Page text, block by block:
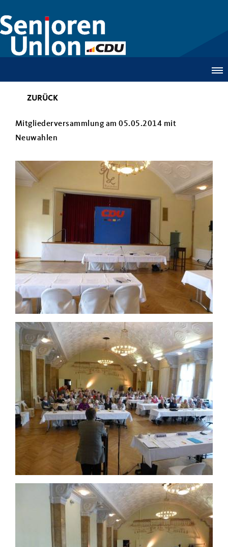
ZURÜCK
Mitgliederversammlung am 05.05.2014 mit
Neuwahlen